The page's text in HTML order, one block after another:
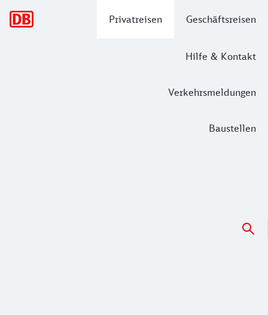
Privatreisen Geschäftsreisen
Hilfe & Kontakt
Verkehrsmeldungen
Baustellen